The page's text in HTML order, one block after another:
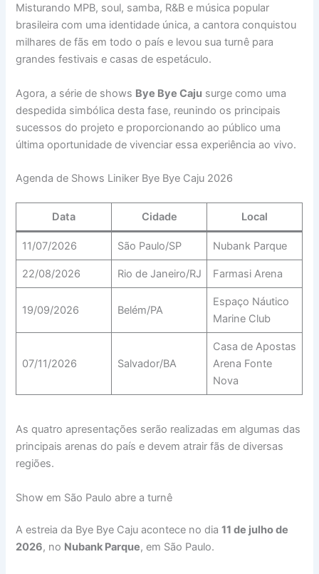
Misturando MPB, soul, samba, R&B e música popular
brasileira com uma identidade única, a cantora conquistou
milhares de fãs em todo o país e levou sua turnê para
grandes festivais e casas de espetáculo.
Agora, a série de shows Bye Bye Caju surge como uma
despedida simbólica desta fase, reunindo os principais
sucessos do projeto e proporcionando ao público uma
última oportunidade de vivenciar essa experiência ao vivo.
Agenda de Shows Liniker Bye Bye Caju 2026
Data Cidade Local
11/07/2026 São Paulo/SP Nubank Parque
22/08/2026 Rio de Janeiro/RJ Farmasi Arena
19/09/2026 Belém/PA
Espaço Náutico
Marine Club
07/11/2026 Salvador/BA
Casa de Apostas
Arena Fonte
Nova
As quatro apresentações serão realizadas em algumas das
principais arenas do país e devem atrair fãs de diversas
regiões.
Show em São Paulo abre a turnê
A estreia da Bye Bye Caju acontece no dia11 de julho de
2026, no Nubank Parque, em São Paulo.